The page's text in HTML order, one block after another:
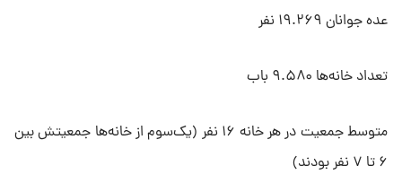
عده جوانان ۱۹.۲۶۹ نفر
تعداد خانه‌ها ۹.۵۸۰ باب
متوسط جمعیت در هر خانه ۱۶ نفر (یک‌سوم از خانه‌ها جمعیتش بین
۶ تا ۷ نفر بودند)